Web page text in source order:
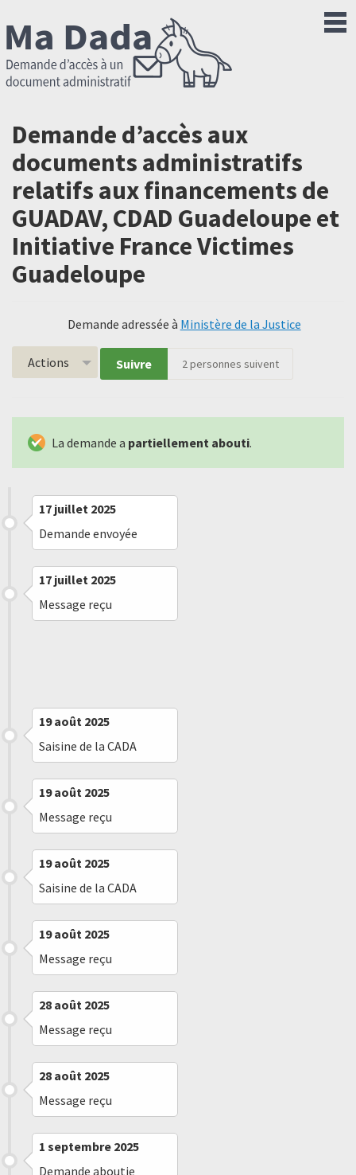
Demande d’accès aux
documents administratifs
relatifs aux financements de
GUADAV, CDAD Guadeloupe et
Initiative France Victimes
Guadeloupe
Demande adressée à Ministère de la Justice
Actions Suivre 2personnes suivent
La demande a partiellement abouti.
17 juillet 2025
Demande envoyée
17 juillet 2025
Message reçu
19 août 2025
Saisine de la CADA
19 août 2025
Message reçu
19 août 2025
Saisine de la CADA
19 août 2025
Message reçu
28 août 2025
Message reçu
28 août 2025
Message reçu
1 septembre 2025
Demande aboutie